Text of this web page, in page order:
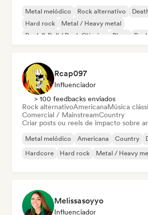
Metal melódico Rock alternativo
Hard rock
Metal / Heavy metal
Rock & Roll / Rock Clássico
Blues
Rcap097
Influenciador
> 100 feedbacks enviados
Rock alternativoAmericanaMúsica
Comercial / MainstreamCountry
Criar posts ou reels de impacto sobre
Metal melódico Americana Country
Hardcore
Hard rock Metal / Heavy
Melissasoyyo
Influenciador